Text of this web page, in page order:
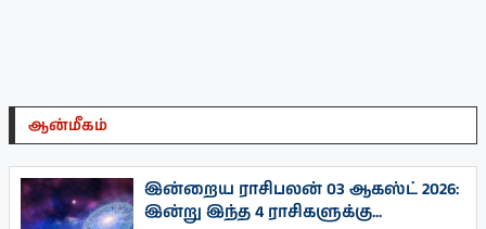
ஆன்மீகம்
இன்றைய ராசிபலன் 03 ஆகஸ்ட் 2026:
இன்று இந்த 4 ராசிகளுக்கு...